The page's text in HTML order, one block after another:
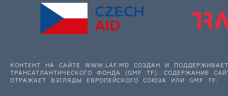
КОНТЕНТ НА САЙТЕ WWW.LAF.MD СОЗДАН И
ТРАНСАТЛАНТИЧЕСКОГО ФОНДА (GMF TF). СОДЕРЖАНИЕ
ОТРАЖАЕТ ВЗГЛЯДЫ ЕВРОПЕЙСКОГО СОЮЗА ИЛИ GMF TF.